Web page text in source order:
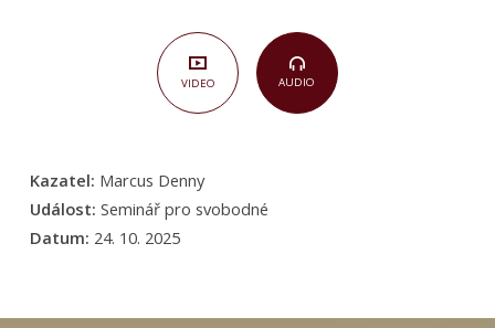
VIDEO AUDIO
Kazatel: Marcus Denny
Událost: Seminář pro svobodné
Datum: 24. 10. 2025